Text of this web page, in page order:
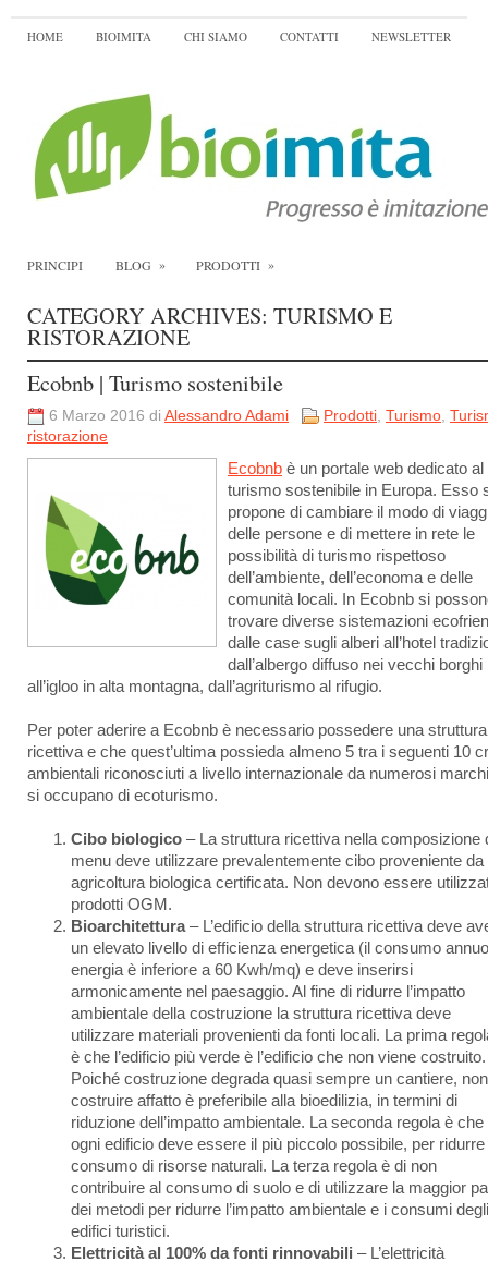
HOME BIOIMITA CHI SIAMO CONTATTI NEWSLETTER
PRINCIPI BLOG » PRODOTTI »
CATEGORY ARCHIVES: TURISMO E
RISTORAZIONE
Ecobnb | Turismo sostenibile
6 Marzo 2016 di Alessandro Adami Prodotti, Turismo,
ristorazione
Ecobnb è un portale web dedicato al
turismo sostenibile in Europa. Esso
propone di cambiare il modo di
delle persone e di mettere in rete le
possibilità di turismo rispettoso
dell’ambiente, dell’economa e delle
comunità locali. In Ecobnb si
trovare diverse sistemazioni
dalle case sugli alberi all’hotel
dall’albergo diffuso nei vecchi borghi
all’igloo in alta montagna, dall’agriturismo al rifugio.
Per poter aderire a Ecobnb è necessario possedere una struttura
ricettiva e che quest’ultima possieda almeno 5 tra i seguenti 10
ambientali riconosciuti a livello internazionale da numerosi
si occupano di ecoturismo.
Cibo biologico – La struttura ricettiva nella composizione
menu deve utilizzare prevalentemente cibo proveniente da
agricoltura biologica certificata. Non devono essere
prodotti OGM.
Bioarchitettura– L’edificio della struttura ricettiva deve
un elevato livello di efficienza energetica (il consumo
energia è inferiore a 60 Kwh/mq) e deve inserirsi
armonicamente nel paesaggio. Al fine di ridurre l’impatto
ambientale della costruzione la struttura ricettiva deve
utilizzare materiali provenienti da fonti locali. La prima
è che l’edificio più verde è l’edificio che non viene costruito.
Poiché costruzione degrada quasi sempre un cantiere, non
costruire affatto è preferibile alla bioedilizia, in termini di
riduzione dell’impatto ambientale. La seconda regola è che
ogni edificio deve essere il più piccolo possibile, per ridurre
consumo di risorse naturali. La terza regola è di non
contribuire al consumo di suolo e di utilizzare la maggior
dei metodi per ridurre l’impatto ambientale e i consumi degli
edifici turistici.
Elettricità al 100% da fonti rinnovabili – L’elettricità